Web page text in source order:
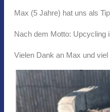
Max (5 Jahre) hat uns als
Nach dem Motto: Upcycling
Vielen Dank an Max und